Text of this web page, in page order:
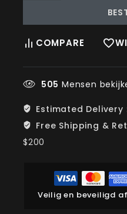
COMPARE
505 Mensen
Estimated
Free Shipping &
$200
Veilig en beveiligd